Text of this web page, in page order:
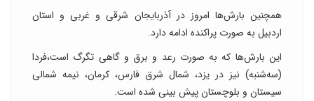
همچنین بارش‌ها امروز در آذربایجان شرقی و غربی و استان
اردبیل به صورت پراکنده ادامه دارد.
این بارش‌ها که به صورت رعد و برق و گاهی تگرگ است،فردا
(سه‌شنبه) نیز در یزد، شمال شرق فارس، کرمان، نیمه شمالی
سیستان و بلوچستان پیش بینی شده است.